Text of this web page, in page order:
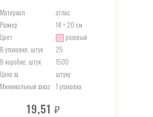
Материал
атлас
Размер
14 × 20 см
Цвет
розовый
В упаковке, штук
25
В коробке, штук
1500
Цена за
штуку
Минимальный заказ
1 упаковка
19,51₽